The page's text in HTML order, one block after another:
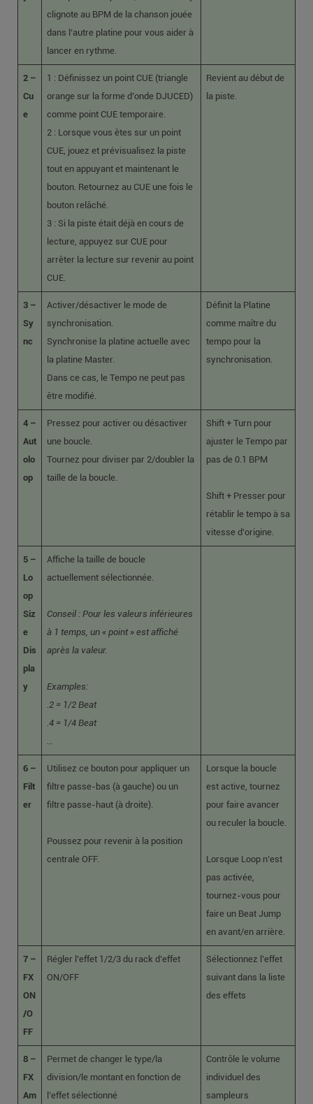
clignote au BPM de la chanson jouée
dans l’autre platine pour vous aider à
lancer en rythme.
2 –
Cu
e
1 : Définissez un point CUE (triangle
orange sur la forme d’onde DJUCED)
comme point CUE temporaire.
2 : Lorsque vous êtes sur un point
CUE, jouez et prévisualisez la piste
tout en appuyant et maintenant le
bouton. Retournez au CUE une fois le
bouton relâché.
3 : Si la piste était déjà en cours de
lecture, appuyez sur CUE pour
arrêter la lecture sur revenir au point
CUE.
Revient au début de
la piste.
3 –
Sy
nc
Activer/désactiver le mode de
synchronisation.
Synchronise la platine actuelle avec
la platine Master.
Dans ce cas, le Tempo ne peut pas
être modifié.
Définit la Platine
comme maître du
tempo pour la
synchronisation.
4 –
Aut
olo
op
Pressez pour activer ou désactiver
une boucle.
Tournez pour diviser par 2/doubler la
taille de la boucle.
Shift + Turn pour
ajuster le Tempo par
pas de 0.1 BPM
Shift + Presser pour
rétablir le tempo à sa
vitesse d’origine.
5 –
Lo
op
Siz
e
Dis
pla
y
Affiche la taille de boucle
actuellement sélectionnée.
Conseil : Pour les valeurs inférieures
à 1 temps, un « point » est affiché
après la valeur.
Examples:
.2 = 1/2 Beat
.4 = 1/4 Beat
…
6 –
Filt
er
Utilisez ce bouton pour appliquer un
filtre passe-bas (à gauche) ou un
filtre passe-haut (à droite).
Poussez pour revenir à la position
centrale OFF.
Lorsque la boucle
est active, tournez
pour faire avancer
ou reculer la boucle.
Lorsque Loop n’est
pas activée,
tournez-vous pour
faire un Beat Jump
en avant/en arrière.
7 –
FX
ON
/O
FF
Régler l’effet 1/2/3 du rack d’effet
ON/OFF
Sélectionnez l’effet
suivant dans la liste
des effets
8 –
FX
Am
Permet de changer le type/la
division/le montant en fonction de
l’effet sélectionné
Contrôle le volume
individuel des
sampleurs